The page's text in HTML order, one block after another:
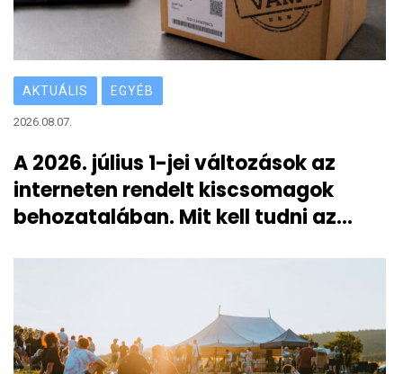
AKTUÁLIS EGYÉB
2026.08.07.
A 2026. július 1-jei változások az
interneten rendelt kiscsomagok
behozatalában. Mit kell tudni az